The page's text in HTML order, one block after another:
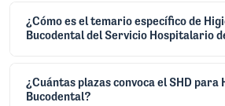
¿Cómo es el temario específico de
Bucodental del Servicio Hospitalario
¿Cuántas plazas convoca el SHD para
Bucodental?